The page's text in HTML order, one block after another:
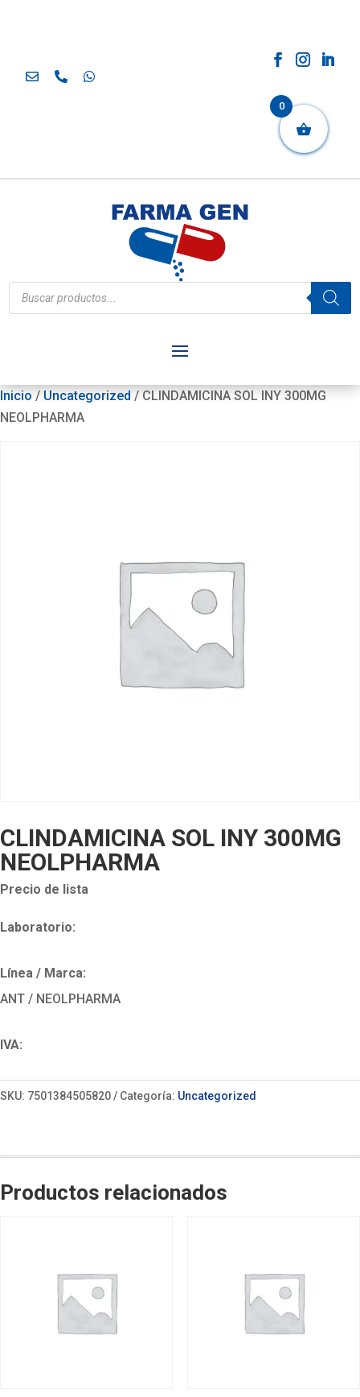
Búsqueda
de
productos
Inicio / Uncategorized / CLINDAMICINA SOL INY 300MG
NEOLPHARMA
CLINDAMICINA SOL INY 300MG
NEOLPHARMA
Precio de lista
Laboratorio:
Línea / Marca:
ANT / NEOLPHARMA
IVA:
SKU: 7501384505820 Categoría: Uncategorized
Productos relacionados
0